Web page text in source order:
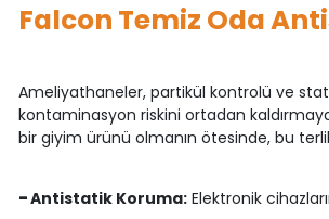
Falcon Temiz Oda
Ameliyathaneler, partikül kontrolü ve
kontaminasyon riskini ortadan
bir giyim ürünü olmanın ötesinde, bu
-Antistatik Koruma:Elektronik